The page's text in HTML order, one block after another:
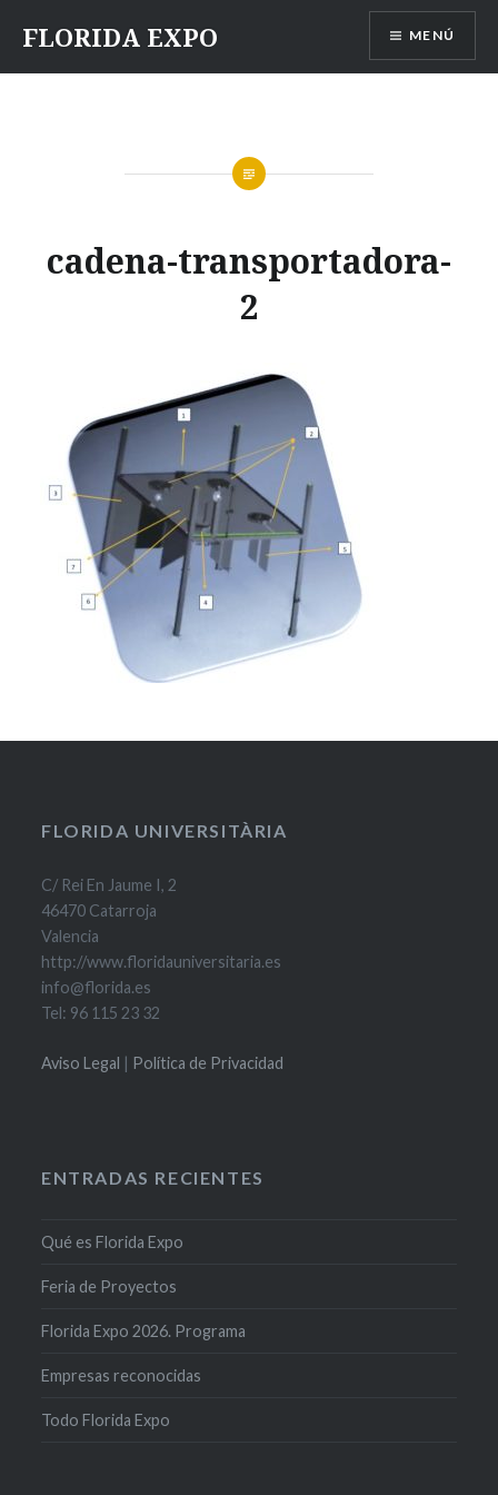
contenido
FLORIDA EXPO MENÚ
cadena-transportadora-
2
FLORIDA UNIVERSITÀRIA
C/ Rei En Jaume I, 2
46470 Catarroja
Valencia
http://www.floridauniversitaria.es
info@florida.es
Tel: 96 115 23 32
Aviso Legal | Política de Privacidad
ENTRADAS RECIENTES
Qué es Florida Expo
Feria de Proyectos
Florida Expo 2026. Programa
Empresas reconocidas
Todo Florida Expo